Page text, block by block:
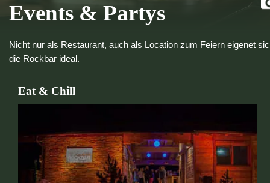
Events & Partys
Nicht nur als Restaurant, auch als Location zum Feiern eigenet
die Rockbar ideal.
Eat & Chill